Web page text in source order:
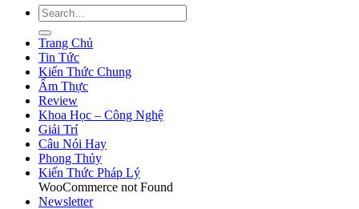
Trang Chủ
Tin Tức
Kiến Thức Chung
Ẩm Thực
Review
Khoa Học – Công Nghệ
Giải Trí
Câu Nói Hay
Phong Thủy
Kiến Thức Pháp Lý
WooCommerce not Found
Newsletter